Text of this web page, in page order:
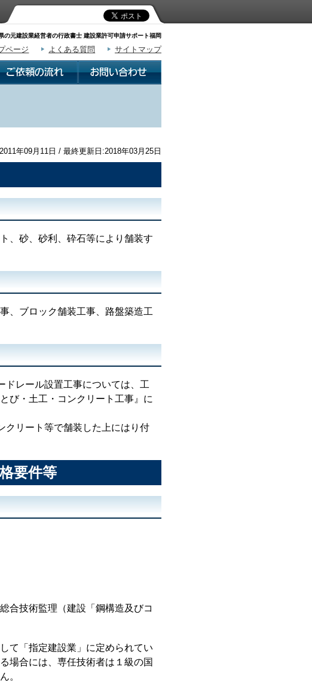
の元建設業経営者の行政書士 建設業許可申請サポート福岡
ページ よくある質問 サイトマップ
年09月11日 / 最終更新日:2018年03月25日
、砂、砂利、砕石等により舗装す
、ブロック舗装工事、路盤築造工
ドレール設置工事については、工
び・土工・コンクリート工事』に
クリート等で舗装した上にはり付
要件等
術監理（建設「鋼構造及びコ
て「指定建設業」に定められてい
場合には、専任技術者は１級の国
。